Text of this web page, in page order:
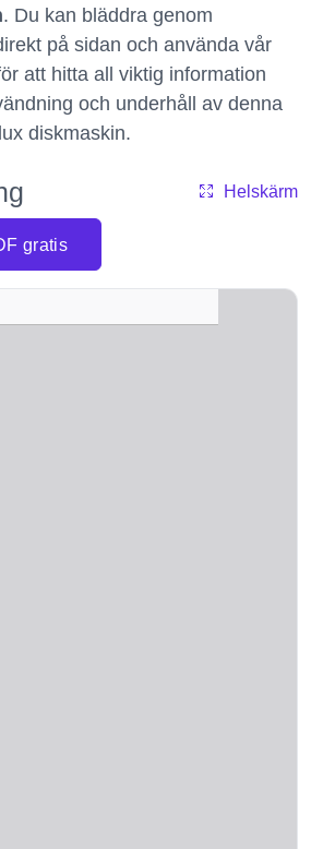
. Du kan bläddra genom
på sidan och använda vår
att hitta all viktig information
och underhåll av denna
diskmaskin.
Helskärm
gratis